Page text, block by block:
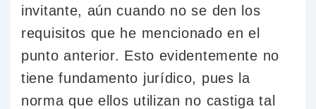
invitante, aún cuando no se den los
requisitos que he mencionado en el
punto anterior. Esto evidentemente no
tiene fundamento jurídico, pues la
norma que ellos utilizan no castiga tal